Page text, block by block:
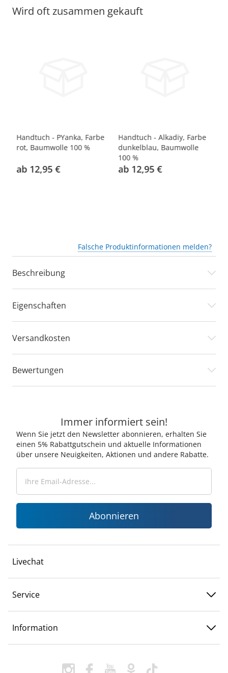
Wird oft zusammen gekauft
Handtuch - PYanka, Farbe
rot, Baumwolle 100 %
ab 12,95 €
Handtuch - Alkadiy, Farbe
dunkelblau, Baumwolle
100 %
ab 12,95 €
Falsche Produktinformationen melden?
Beschreibung
Eigenschaften
Versandkosten
Bewertungen
Immer informiert sein!
Wenn Sie jetzt den Newsletter abonnieren, erhalten Sie
einen 5% Rabattgutschein und aktuelle Informationen
über unsere Neuigkeiten, Aktionen und andere Rabatte.
Abonnieren
Livechat
Service
Information